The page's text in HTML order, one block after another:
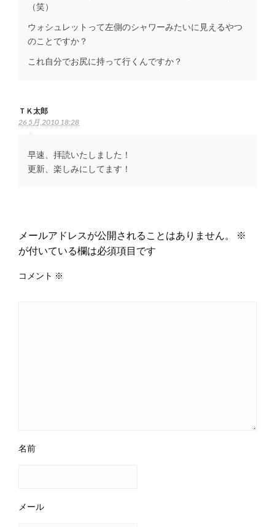
（笑）
ウォシュレットって左側のシャワーみたいに見えるやつ
のことですか？
これ自分でお尻に持って行くんですか？
ＴＫ太郎
26 5月,2010 18:28
早速、拝読いたしました！
更新、楽しみにしてます！
メールアドレスが公開されることはありません。
※
が付いている欄は必須項目です
コメント ※
名前
メール